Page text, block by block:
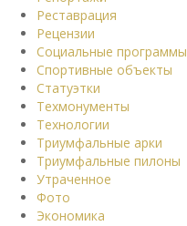
Реставрация
Рецензии
Социальные программы
Спортивные объекты
Статуэтки
Техмонументы
Технологии
Триумфальные арки
Триумфальные пилоны
Утраченное
Фото
Экономика